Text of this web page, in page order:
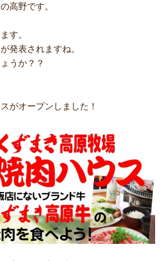
高野です。
す。
発表されますね。
うか？？
がオープンしました！